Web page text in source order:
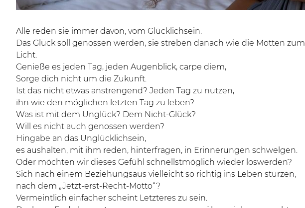
Alle reden sie immer davon, vom Glücklichsein.
Das Glück soll genossen werden, sie streben danach wie die Motten zum
Licht.
Genieße es jeden Tag, jeden Augenblick, carpe diem,
Sorge dich nicht um die Zukunft.
Ist das nicht etwas anstrengend? Jeden Tag zu nutzen,
ihn wie den möglichen letzten Tag zu leben?
Was ist mit dem Unglück? Dem Nicht-Glück?
Will es nicht auch genossen werden?
Hingabe an das Unglücklichsein,
es aushalten, mit ihm reden, hinterfragen, in Erinnerungen schwelgen.
Oder möchten wir dieses Gefühl schnellstmöglich wieder loswerden?
Sich nach einem Beziehungsaus vielleicht so richtig ins Leben stürzen,
nach dem „Jetzt-erst-Recht-Motto“?
Vermeintlich einfacher scheint Letzteres zu sein.